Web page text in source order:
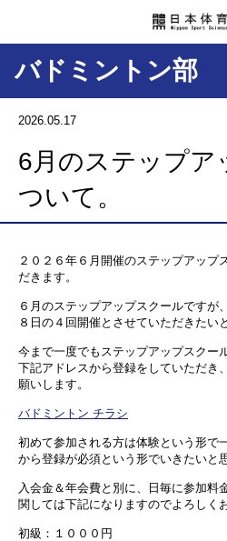
バドミントン部
2026.05.17
6月のステップア
ついて。
２０２６年６月開催のステップアップ
だきます。
６月のステップアップスクールですが
８日の４回開催とさせていただきたい
今まで一度でもステップアップスクー
下記アドレスから登録をしていただき
願いします。
バドミントン チラシ
初めて参加される方は体験という形で
から登録が必須という形でいきたいと
入会金＆年会費と別に、日毎に参加料
関しては下記になりますのでよろしく
初級：１０００円